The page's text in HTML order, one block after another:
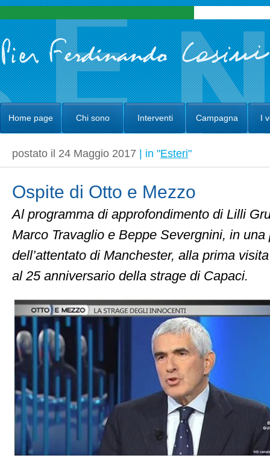
Home page Chi sono Interventi Campagna I
postato il 24 Maggio 2017 | in "Esteri"
Ospite di Otto e Mezzo
Al programma di approfondimento di Lilli
Marco Travaglio e Beppe Severgnini, in
dell’attentato di Manchester, alla prima
al 25 anniversario della strage di Capaci.